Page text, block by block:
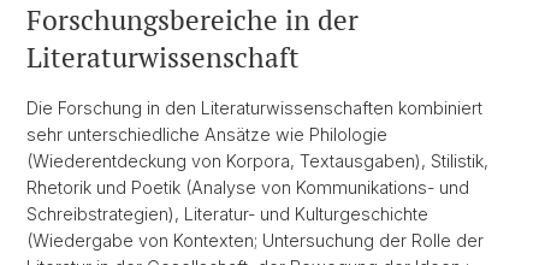
Forschungsbereiche in der
Literaturwissenschaft
Die Forschung in den Literaturwissenschaften kombiniert
sehr unterschiedliche Ansätze wie Philologie
(Wiederentdeckung von Korpora, Textausgaben), Stilistik,
Rhetorik und Poetik (Analyse von Kommunikations- und
Schreibstrategien), Literatur- und Kulturgeschichte
(Wiedergabe von Kontexten; Untersuchung der Rolle der